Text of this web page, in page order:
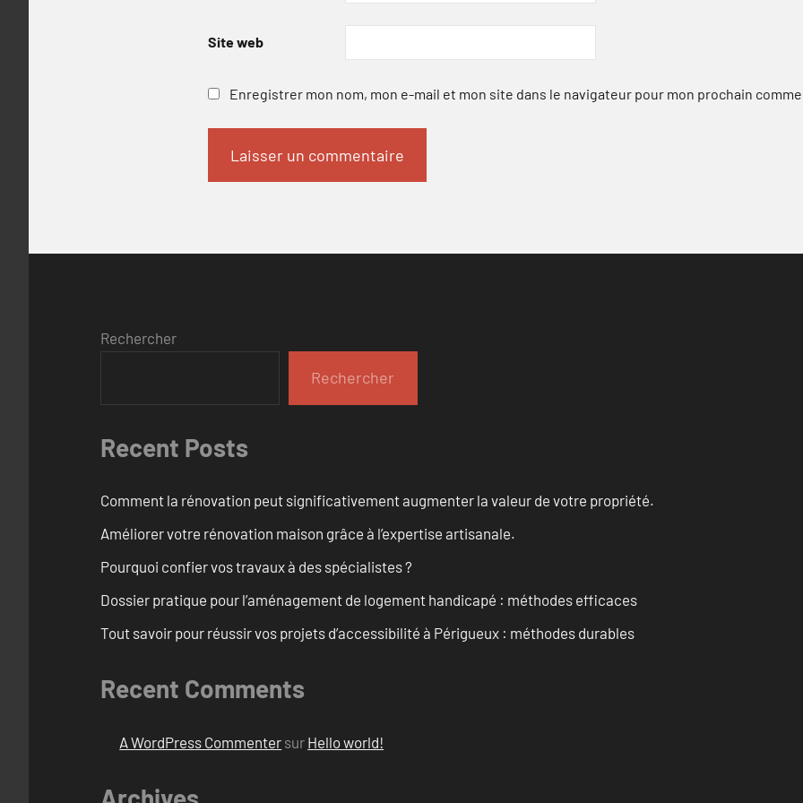
Site web
Enregistrer mon nom, mon e-mail et mon site dans le navigateur pour mon prochain
Rechercher
Rechercher
Recent Posts
Comment la rénovation peut significativement augmenter la valeur de votre propriété.
Améliorer votre rénovation maison grâce à l’expertise artisanale.
Pourquoi confier vos travaux à des spécialistes ?
Dossier pratique pour l’aménagement de logement handicapé : méthodes efficaces
Tout savoir pour réussir vos projets d’accessibilité à Périgueux : méthodes durables
Recent Comments
A WordPress Commenter sur Hello world!